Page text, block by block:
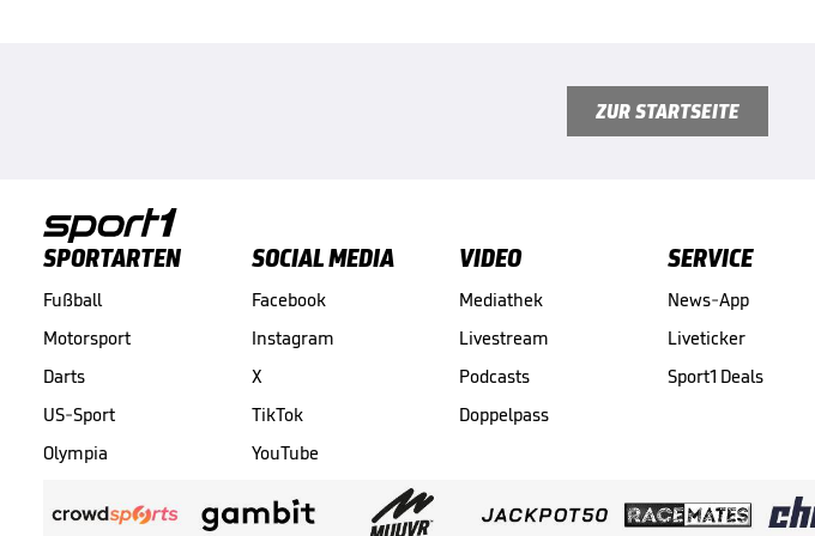
ZUR STARTSEITE
SPORTARTEN
Fußball
Motorsport
Darts
US-Sport
Olympia
SOCIAL MEDIA
Facebook
Instagram
X
TikTok
YouTube
VIDEO
Mediathek
Livestream
Podcasts
Doppelpass
SERVICE
News-App
Liveticker
Sport1 Deals